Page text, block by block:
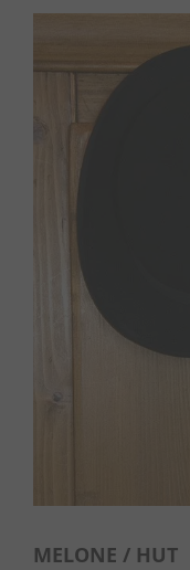
MELONE / HUT